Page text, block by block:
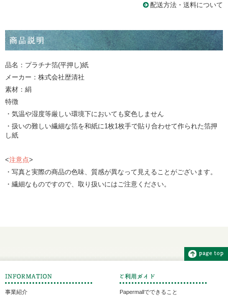
配送方法・送料について
品名：プラチナ箔(平押し)紙
メーカー：株式会社歴清社
素材：絹
特徴
・気温や湿度等厳しい環境下においても変色しません
・扱いの難しい繊細な箔を和紙に1枚1枚手で貼り合わせて作られた箔押
し紙
<注意点>
・写真と実際の商品の色味、質感が異なって見えることがございます。
・繊細なものですので、取り扱いにはご注意ください。
事業紹介 Papermallでできること